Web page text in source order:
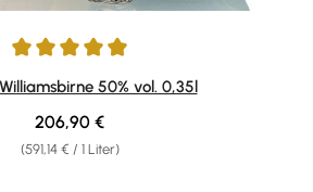
von 4.94 von 5 Sternen
50% vol. 0,35l
(591,14 € / 1 Liter)
Regulärer Preis:
206,90 €